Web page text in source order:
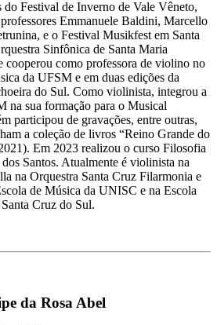
do Festival de Inverno de Vale Vêneto,
Emmanuele Baldini, Marcello
e o Festival Musikfest em Santa
Sinfônica de Santa Maria
cooperou como professora de violino no
da UFSM e em duas edições da
do Sul. Como violinista, integrou a
na sua formação para o Musical
participou de gravações, entre outras,
a coleção de livros “Reino Grande do
Em 2023 realizou o curso Filosofia
Santos. Atualmente é violinista na
na Orquestra Santa Cruz Filarmonia e
de Música da UNISC e na Escola
Cruz do Sul.
da Rosa Abel